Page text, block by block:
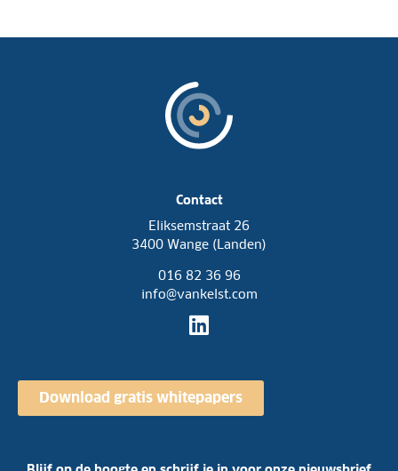
Contact
Eliksemstraat 26
3400 Wange (Landen)
016 82 36 96
info@vankelst.com
Download gratis whitepapers